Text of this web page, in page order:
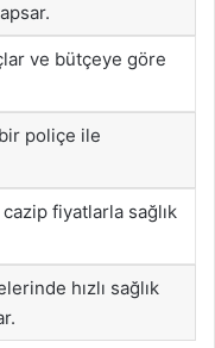
ve bütçeye göre
poliçe ile
fiyatlarla sağlık
hızlı sağlık